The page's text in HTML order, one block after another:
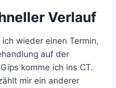
Verlauf
wieder einen Termin,
auf der
komme ich ins CT.
mir ein anderer